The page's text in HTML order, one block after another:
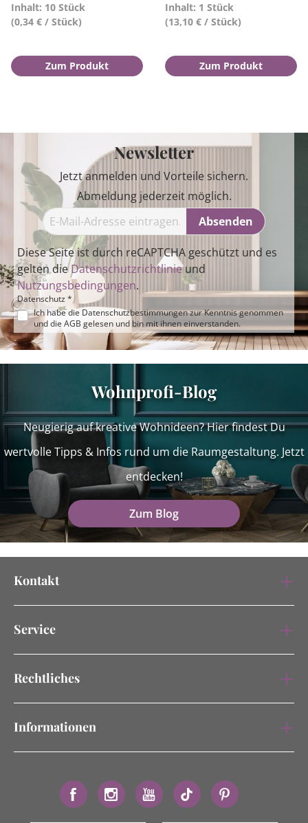
Inhalt: 10 Stück
(0,34 € / Stück)
Zum Produkt
Inhalt: 1 Stück
(13,10 € / Stück)
Zum Produkt
Newsletter
Jetzt anmelden und Vorteile sichern.
Abmeldung jederzeit möglich.
Absenden
Diese Seite ist durch reCAPTCHA geschützt und es
gelten dieDatenschutzrichtlinieund
Nutzungsbedingungen.
Datenschutz *
Ich habe die Datenschutzbestimmungenzur Kenntnis genommen
und die AGB gelesen und bin mit ihnen einverstanden.
Wohnprofi-Blog
Neugierig auf kreative Wohnideen? Hier findest Du
wertvolle Tipps & Infos rund um die Raumgestaltung. Jetzt
entdecken!
Zum Blog
Kontakt
Service
Rechtliches
Informationen